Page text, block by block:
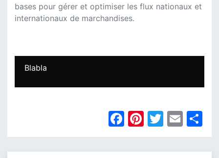
bases pour gérer et optimiser les flux nationaux et
internationaux de marchandises.
Blabla
Facebook
Pinterest
Twitter